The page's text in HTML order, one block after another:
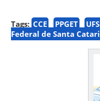
Tags: CCE PPGET
Federal de Santa